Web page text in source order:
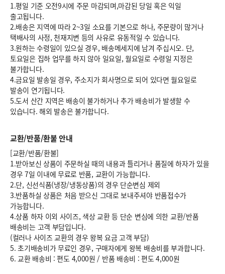
1.평일 기준 오전9시에 주문 마감되며,마감된 당일 혹은 익일
출고됩니다.
2.배송은 지역에 따라 2~3일 소요를 기본으로 하나, 주문량이 많거나
택배사의 사정, 천재지변 등의 사유로 유동적일 수 있습니다.
3.원하는 수령일이 있으실 경우, 배송메세지에 남겨 주십시오. 단,
토요일은 집하 업무를 하지 않아 일요일, 월요일로 수령일 지정은
불가합니다.
4.금요일 발송일 경우, 주소지가 회사명으로 되어 있다면 월요일로
발송이 연기됩니다.
5.도서 산간 지역은 배송이 불가하거나 추가 배송비가 발생할 수
있습니다. 해외 발송은 불가합니다.
교환/반품/환불 안내
[교환/반품/환불]
1.받아보신 상품이 주문하실 때의 내용과 틀리거나 품질에 하자가 있을
경우 7일 이내에 무료로 반품, 교환이 가능합니다.
2.단, 신선식품(냉장/냉동상품)의 경우 단순변심 제외
3.반품하실 상품은 처음 받으신 그대로 보내주셔야 반품접수가
가능합니다.
4.상품 하자 이외 사이즈, 색상 교환 등 단순 변심에 의한 교환/반품
배송비는 고객 부담입니다.
(컬러나 사이즈 교환의 경우 왕복 요금 고객 부담)
5. 초기배송비가 무료인 경우, 구매자에게 왕복 배송비를 부과합니다.
6.교환 배송비 : 편도 4,000원 / 반품 배송비 : 편도 4,000원